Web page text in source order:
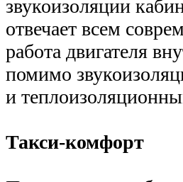
звукоизоляции
отвечает всем
работа двигателя
помимо
и
Такси-комфорт